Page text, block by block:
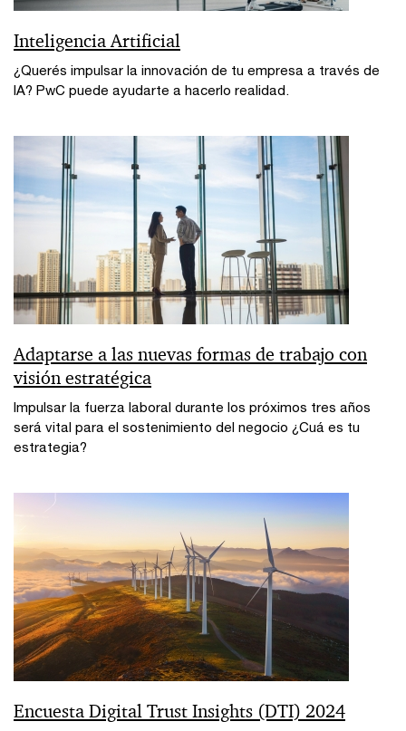
Inteligencia Artificial
¿Querés impulsar la innovación de tu empresa a través de
IA? PwC puede ayudarte a hacerlo realidad.
Adaptarse a las nuevas formas de trabajo con
visión estratégica
Impulsar la fuerza laboral durante los próximos tres años
será vital para el sostenimiento del negocio ¿Cuá es tu
estrategia?
Encuesta Digital Trust Insights (DTI) 2024